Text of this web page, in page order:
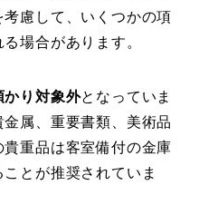
慮して、いくつかの項
場合があります。
かり対象外となっていま
属、重要書類、美術品
重品は客室備付の金庫
とが推奨されていま